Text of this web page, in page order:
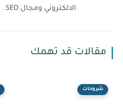
الالكتروني ومجال SEO.
مقالات قد تهمك
شروحات